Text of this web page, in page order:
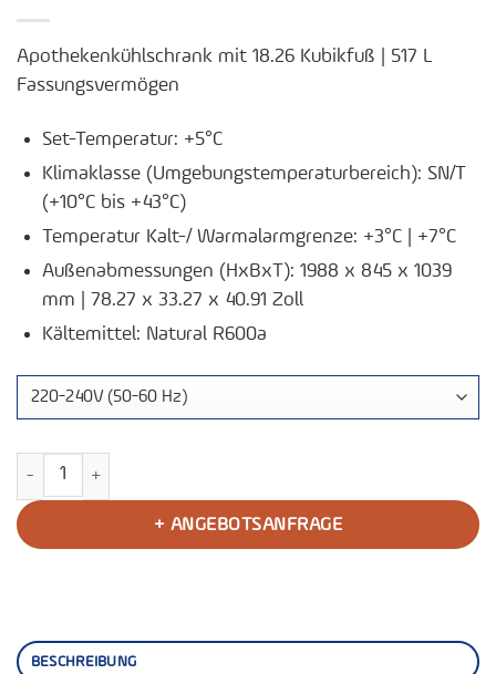
Apothekenkühlschrank mit 18.26 Kubikfuß | 517 L
Fassungsvermögen
Set-Temperatur: +5°C
Klimaklasse (Umgebungstemperaturbereich): SN/T
(+10°C bis +43°C)
Temperatur Kalt-/ Warmalarmgrenze: +3°C | +7°C
Außenabmessungen (HxBxT): 1988 x 845 x 1039
mm | 78.27 x 33.27 x 40.91 Zoll
Kältemittel: Natural R600a
Pharma-Kühlschrank P500 Menge
+ ANGEBOTSANFRAGE
BESCHREIBUNG